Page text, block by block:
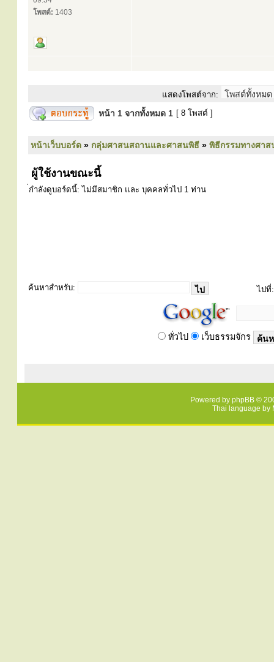
โพสต์: 1403
แสดงโพสต์จาก:
หน้า 1 จากทั้งหมด 1 [ 8 โพสต์ ]
หน้าเว็บบอร์ด » กลุ่มศาสนสถานและศาสนพิธี » พิธีกรรมทางศา
ผู้ใช้งานขณะนี้
่กำลังดูบอร์ดนี้: ไม่มีสมาชิก และ บุคคลทั่วไป 1 ท่าน
ค้นหาสำหรับ: ไปที่:
ทั่วไป เว็บธรรมจักร
Powered by phpBB ©
Thai language by